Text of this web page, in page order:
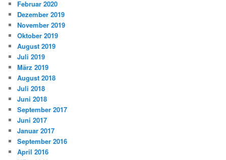
Februar 2020
Dezember 2019
November 2019
Oktober 2019
August 2019
Juli 2019
März 2019
August 2018
Juli 2018
Juni 2018
September 2017
Juni 2017
Januar 2017
September 2016
April 2016